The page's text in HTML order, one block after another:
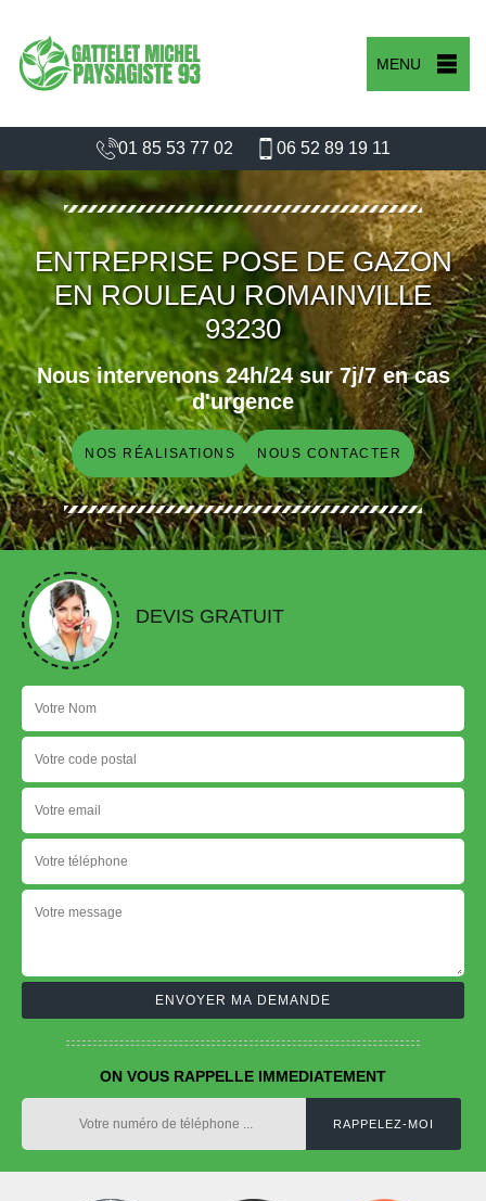
MENU
01 85 53 77 02 06 52 89 19 11
ENTREPRISE POSE DE GAZON
EN ROULEAU ROMAINVILLE
93230
Nous intervenons 24h/24 sur 7j/7 en cas
d'urgence
NOS RÉALISATIONS NOUS CONTACTER
DEVIS GRATUIT
ON VOUS RAPPELLE IMMEDIATEMENT